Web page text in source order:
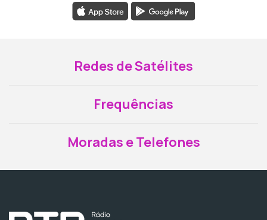
Redes de Satélites
Frequências
Moradas e Telefones